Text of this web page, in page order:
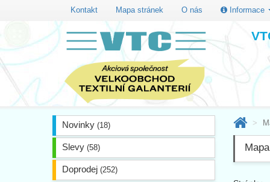
Kontakt Mapa stránek O nás Informace
Novinky (18)
Slevy (58)
Doprodej (252)